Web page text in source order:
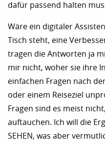
dafür passend halten
Wäre ein digitaler
Tisch steht, eine
tragen die Antworten ja
mir nicht, woher sie ihre
einfachen Fragen nach
oder einem Reiseziel
Fragen sind es meist
auftauchen. Ich will die
SEHEN, was aber